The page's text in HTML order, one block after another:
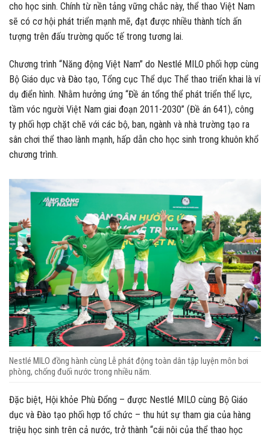
cho học sinh. Chính từ nền tảng vững chắc này, thể thao Việt Nam
sẽ có cơ hội phát triển mạnh mẽ, đạt được nhiều thành tích ấn
tượng trên đấu trường quốc tế trong tương lai.
Chương trình “Năng động Việt Nam” do Nestlé MILO phối hợp cùng
Bộ Giáo dục và Đào tạo, Tổng cục Thể dục Thể thao triển khai là ví
dụ điển hình. Nhằm hưởng ứng “Đề án tổng thể phát triển thể lực,
tầm vóc người Việt Nam giai đoạn 2011-2030” (Đề án 641), công
ty phối hợp chặt chẽ với các bộ, ban, ngành và nhà trường tạo ra
sân chơi thể thao lành mạnh, hấp dẫn cho học sinh trong khuôn khổ
chương trình.
Nestlé MILO đồng hành cùng Lễ phát động toàn dân tập luyện môn bơi
phòng, chống đuối nước trong nhiều năm.
Đặc biệt, Hội khỏe Phù Đổng – được Nestlé MILO cùng Bộ Giáo
dục và Đào tạo phối hợp tổ chức – thu hút sự tham gia của hàng
triệu học sinh trên cả nước, trở thành “cái nôi của thể thao học